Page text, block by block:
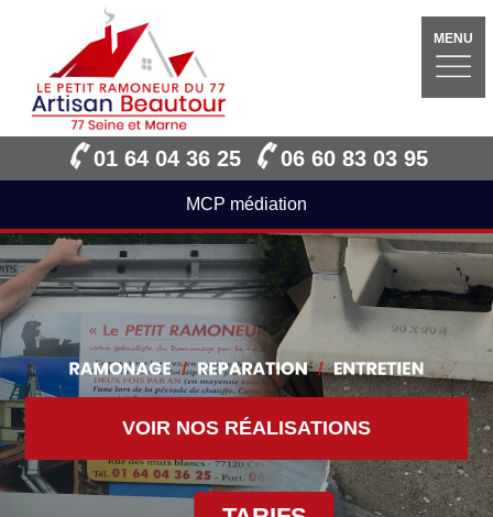
MENU
01 64 04 36 25 06 60 83 03 95
MCP médiation
VOIR NOS RÉALISATIONS